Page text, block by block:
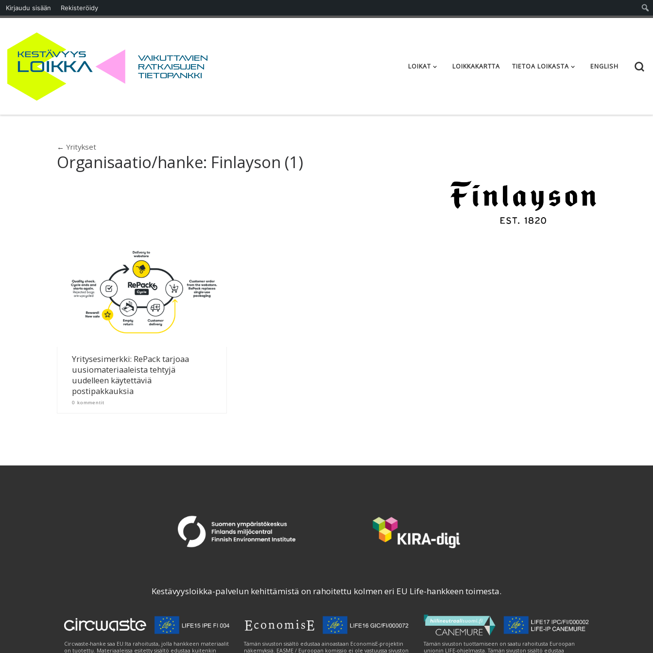
Kirjaudu sisään Rekisteröidy
Skip to content
Vaikuttavien
ratkaisujen
tietopankki
LOIKAT LOIKKAKARTTA TIETOA LOIKASTA ENGLISH
← Yritykset
Organisaatio/hanke: Finlayson (1)
Yritysesimerkki: RePack tarjoaa
uusiomateriaaleista tehtyjä
uudelleen käytettäviä
postipakkauksia
0 kommentit
Kestävyysloikka-palvelun kehittämistä on rahoitettu kolmen eri EU Life-hankkeen toimesta.
Circwaste-hanke saa EU:lta rahoitusta, jolla hankkeen materiaalit
on tuotettu. Materiaaleissa esitetty sisältö edustaa kuitenkin
Tämän sivuston sisältö edustaa ainoastaan EconomisE-projektin
näkemyksiä. EASME / Euroopan komissio ei ole vastuussa sivuston
Tämän sivuston tuottamiseen on saatu rahoitusta Euroopan
unionin LIFE-ohjelmasta. Tämän sivuston sisältö edustaa